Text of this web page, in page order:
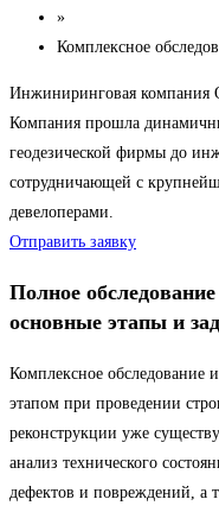
»
Комплексное
Инжиниринговая
Компания прошла
геодезической фирмы до
сотрудничающей с
девелоперами.
Отправить заявку
Полное
основные этапы и
Комплексное обследование
этапом при проведении
реконструкции уже
анализ технического
дефектов и повреждений, а